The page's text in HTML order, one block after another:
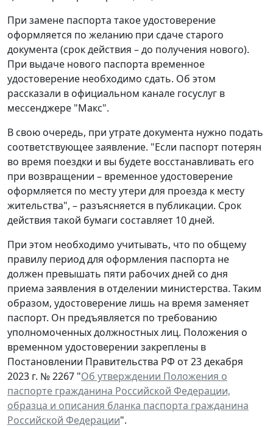
При замене паспорта такое удостоверение
оформляется по желанию при сдаче старого
документа (срок действия – до получения нового).
При выдаче нового паспорта временное
удостоверение необходимо сдать. Об этом
рассказали в официальном канале госуслуг в
мессенджере "Макс".
В свою очередь, при утрате документа нужно подать
соответствующее заявление. "Если паспорт потерян
во время поездки и вы будете восстанавливать его
при возвращении – временное удостоверение
оформляется по месту утери для проезда к месту
жительства", – разъясняется в публикации. Срок
действия такой бумаги составляет 10 дней.
При этом необходимо учитывать, что по общему
правилу период для оформления паспорта не
должен превышать пяти рабочих дней со дня
приема заявления в отделении министерства. Таким
образом, удостоверение лишь на время заменяет
паспорт. Он предъявляется по требованию
уполномоченных должностных лиц. Положения о
временном удостоверении закреплены в
Постановлении Правительства РФ от 23 декабря
2023 г. № 2267 "Об утверждении Положения о
паспорте гражданина Российской Федерации,
образца и описания бланка паспорта гражданина
Российской Федерации".